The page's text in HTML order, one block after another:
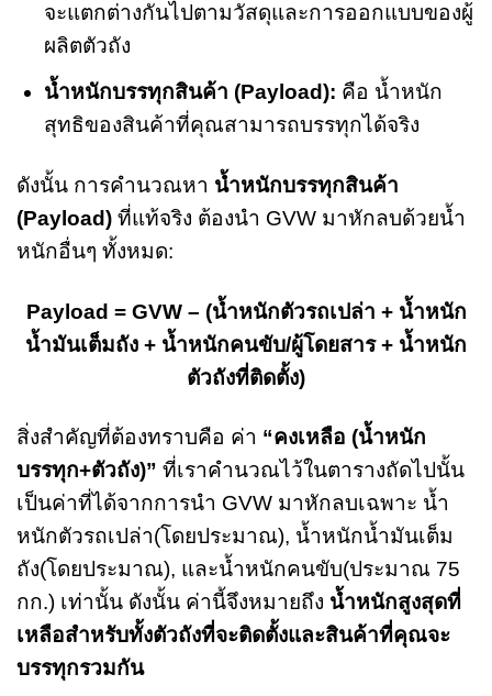
จะแตกต่างกันไปตามวัสดุและการออกแบบของผู้
ผลิตตัวถัง
น้ำหนักบรรทุกสินค้า (Payload): คือ น้ำหนัก
สุทธิของสินค้าที่คุณสามารถบรรทุกได้จริง
ดังนั้น การคำนวณหา น้ำหนักบรรทุกสินค้า
(Payload) ที่แท้จริง ต้องนำ GVW มาหักลบด้วยน้ำ
หนักอื่นๆ ทั้งหมด:
Payload = GVW – (น้ำหนักตัวรถเปล่า + น้ำหนัก
น้ำมันเต็มถัง + น้ำหนักคนขับ/ผู้โดยสาร + น้ำหนัก
ตัวถังที่ติดตั้ง)
สิ่งสำคัญที่ต้องทราบคือ ค่า “คงเหลือ (น้ำหนัก
บรรทุก+ตัวถัง)” ที่เราคำนวณไว้ในตารางถัดไปนั้น
เป็นค่าที่ได้จากการนำ GVW มาหักลบเฉพาะ น้ำ
หนักตัวรถเปล่า(โดยประมาณ), น้ำหนักน้ำมันเต็ม
ถัง(โดยประมาณ), และน้ำหนักคนขับ(ประมาณ 75
กก.) เท่านั้น ดังนั้น ค่านี้จึงหมายถึง น้ำหนักสูงสุดที่
เหลือสำหรับทั้งตัวถังที่จะติดตั้งและสินค้าที่คุณจะ
บรรทุกรวมกัน